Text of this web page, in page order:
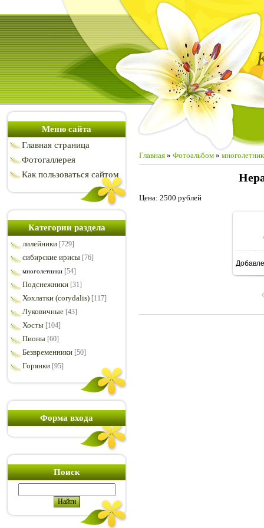
Меню сайта
Главная страница
Фотогаллерея
Как пользоваться сайтом
Категории раздела
лилейники [729]
сибирские ирисы [76]
многолетники [54]
Подснежники [31]
Хохлатки (corydalis) [117]
Луковичные [43]
Хосты [104]
Пионы [60]
Безвременники [50]
Горянки [95]
Форма входа
Поиск
Главная » Фотоальбом »
Цена: 2500 рублей